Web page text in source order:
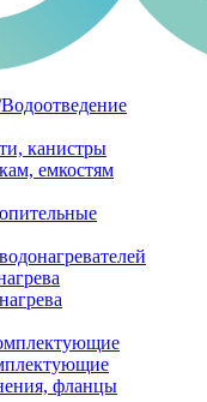
канистры
емкостям
фланцы